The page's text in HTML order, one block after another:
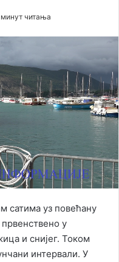
минут читања
сатима уз повећану
у
и снијег. Током
интервали. У